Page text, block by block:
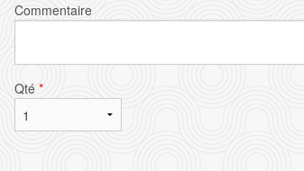
Commentaire
Qté *